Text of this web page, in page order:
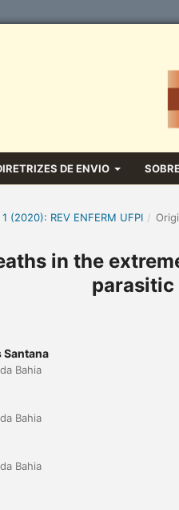
DE ENVIO
(2020): REV ENFERM UFPI /
in the
parasitic
Santana
Bahia
Bahia
Bahia